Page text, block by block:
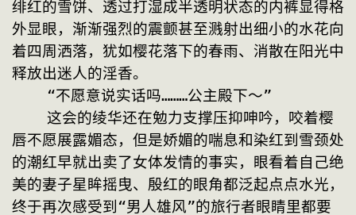
绯红的雪饼、透过打湿成半透明状态的内裤显得格
外显眼，渐渐强烈的震颤甚至溅射出细小的水花向
着四周洒落，犹如樱花落下的春雨、消散在阳光中
释放出迷人的淫香。
    “不愿意说实话吗………公主殿下～”
唇不愿展露媚态，但是娇媚的喘息和染红到雪颈处
的潮红早就出卖了女体发情的事实，眼看着自己绝
美的妻子星眸摇曳、殷红的眼角都泛起点点水光，
终于再次感受到“男人雄风”的旅行者眼睛里都要